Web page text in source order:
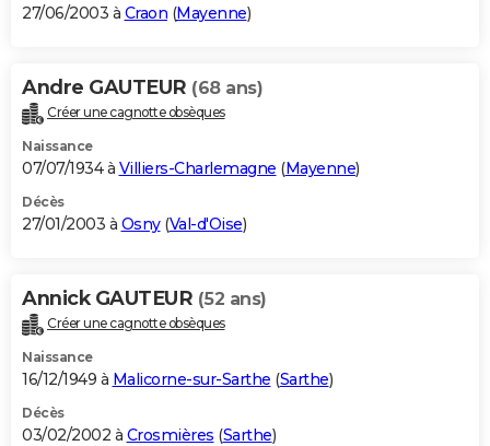
27/06/2003 à Craon (Mayenne)
Andre GAUTEUR (68 ans)
Créer une cagnotte obsèques
Naissance
07/07/1934 à Villiers-Charlemagne (Mayenne)
Décès
27/01/2003 à Osny(Val-d'Oise)
Annick GAUTEUR (52 ans)
Créer une cagnotte obsèques
Naissance
16/12/1949 à Malicorne-sur-Sarthe (Sarthe)
Décès
03/02/2002 à Crosmières (Sarthe)